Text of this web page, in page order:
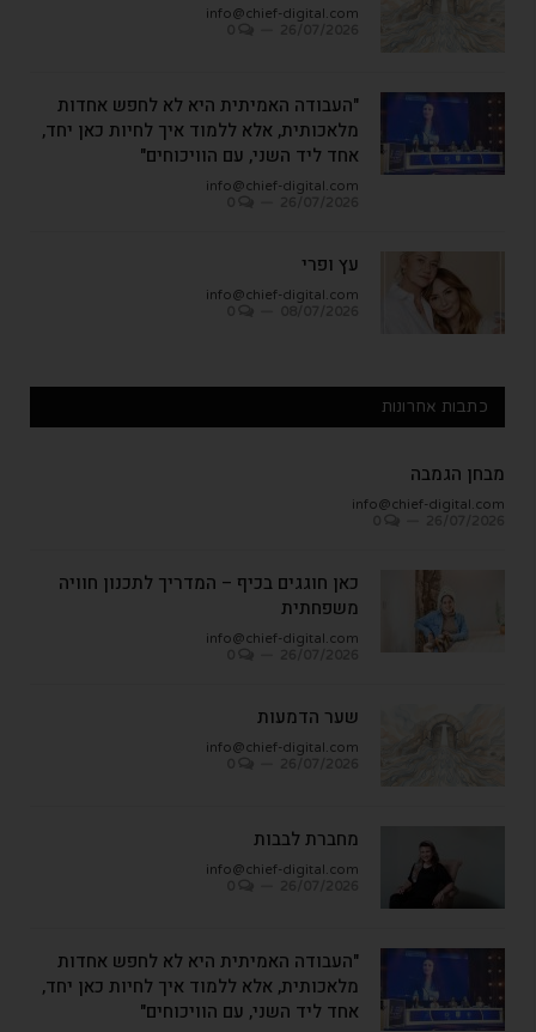
info@chief-digital.com
"העבודה האמיתית היא לא לחפש אחדות
מלאכותית, אלא ללמוד איך לחיות כאן יחד,
אחד ליד השני, עם הוויכוחים"
info@chief-digital.com
עץ ופרי
info@chief-digital.com
כתבות אחרונות
מבחן הגמבה
info@chief-digital.com
כאן חוגגים בכיף – המדריך לתכנון חוויה
משפחתית
info@chief-digital.com
שער הדמעות
info@chief-digital.com
מחברת לבבות
info@chief-digital.com
"העבודה האמיתית היא לא לחפש אחדות
מלאכותית, אלא ללמוד איך לחיות כאן יחד,
אחד ליד השני, עם הוויכוחים"